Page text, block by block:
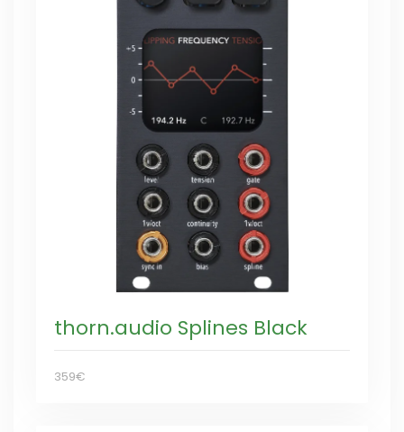
thorn.audio Splines Black
359€